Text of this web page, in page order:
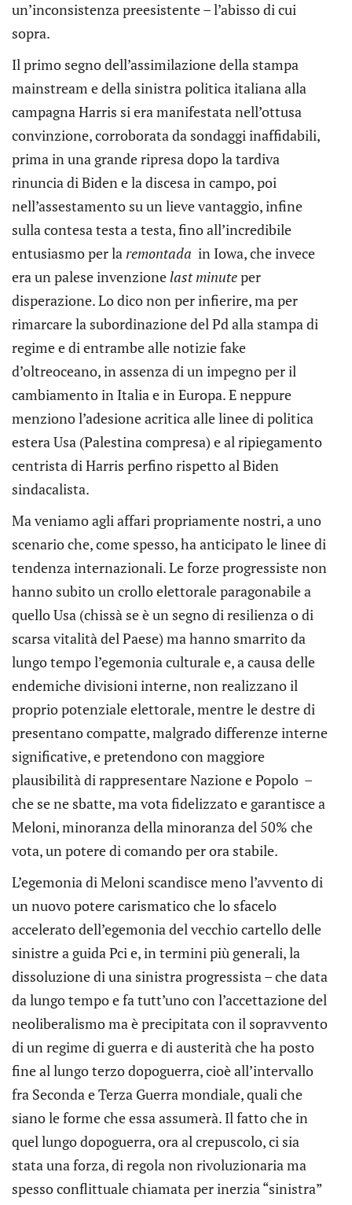
un’inconsistenza preesistente – l’abisso di cui
sopra.
Il primo segno dell’assimilazione della stampa
mainstream e della sinistra politica italiana alla
campagna Harris si era manifestata nell’ottusa
convinzione, corroborata da sondaggi inaffidabili,
prima in una grande ripresa dopo la tardiva
rinuncia di Biden e la discesa in campo, poi
nell’assestamento su un lieve vantaggio, infine
sulla contesa testa a testa, fino all’incredibile
entusiasmo per laremontada in Iowa, che invece
era un palese invenzionelast minuteper
disperazione. Lo dico non per infierire, ma per
rimarcare la subordinazione del Pd alla stampa di
regime e di entrambe alle notizie fake
d’oltreoceano, in assenza di un impegno per il
cambiamento in Italia e in Europa. E neppure
menziono l’adesione acritica alle linee di politica
estera Usa (Palestina compresa) e al ripiegamento
centrista di Harris perfino rispetto al Biden
sindacalista.
Ma veniamo agli affari propriamente nostri, a uno
scenario che, come spesso, ha anticipato le linee di
tendenza internazionali. Le forze progressiste non
hanno subito un crollo elettorale paragonabile a
quello Usa (chissà se è un segno di resilienza o di
scarsa vitalità del Paese) ma hanno smarrito da
lungo tempo l’egemonia culturale e, a causa delle
endemiche divisioni interne, non realizzano il
proprio potenziale elettorale, mentre le destre di
presentano compatte, malgrado differenze interne
significative, e pretendono con maggiore
plausibilità di rappresentare Nazione e Popolo –
che se ne sbatte, ma vota fidelizzato e garantisce a
Meloni, minoranza della minoranza del 50% che
vota, un potere di comando per ora stabile.
L’egemonia di Meloni scandisce meno l’avvento di
un nuovo potere carismatico che lo sfacelo
accelerato dell’egemonia del vecchio cartello delle
sinistre a guida Pci e, in termini più generali, la
dissoluzione di una sinistra progressista – che data
da lungo tempo e fa tutt’uno con l’accettazione del
neoliberalismo ma è precipitata con il sopravvento
di un regime di guerra e di austerità che ha posto
fine al lungo terzo dopoguerra, cioè all’intervallo
fra Seconda e Terza Guerra mondiale, quali che
siano le forme che essa assumerà. Il fatto che in
quel lungo dopoguerra, ora al crepuscolo, ci sia
stata una forza, di regola non rivoluzionaria ma
spesso conflittuale chiamata per inerzia “sinistra”